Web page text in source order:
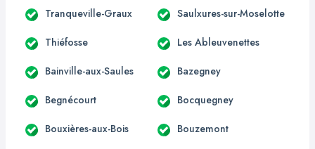
Tranqueville-Graux Saulxures-sur-Moselotte
Thiéfosse Les Ableuvenettes
Bainville-aux-Saules Bazegney
Begnécourt Bocquegney
Bouxières-aux-Bois Bouzemont